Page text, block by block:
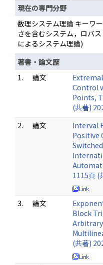
現在の専門分野
数理システム理論 キーワ
さを含むシステム，ロバ
によるシステム理論)
著書・論文歴
1.
論文
Control
Points,
(共著)
2.
論文
Interval
Positive
1115頁 (
3. 論文
Block
(共著)